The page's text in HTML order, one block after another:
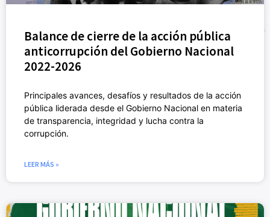
Balance de cierre de la acción pública
anticorrupción del Gobierno Nacional
2022-2026
Principales avances, desafíos y resultados de la acción
pública liderada desde el Gobierno Nacional en materia
de transparencia, integridad y lucha contra la
corrupción.
LEER MÁS »